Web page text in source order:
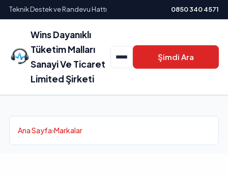
Teknik Destek ve Randevu Hattı 0850 340 4571
Wins Dayanıklı
Tüketim Malları
Sanayi Ve Ticaret
Limited Şirketi
Şimdi Ara
Ana Sayfa›Markalar